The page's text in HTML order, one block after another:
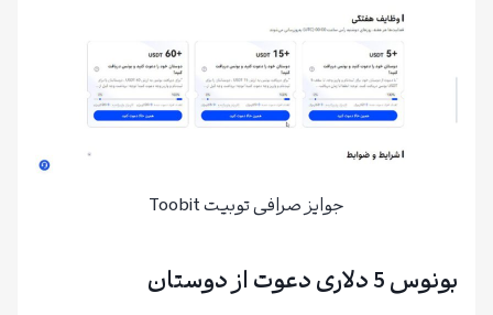
جوایز صرافی توبیت Toobit
بونوس 5 دلاری دعوت از دوستان